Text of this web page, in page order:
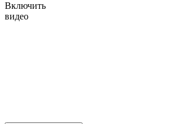
Включить
видео